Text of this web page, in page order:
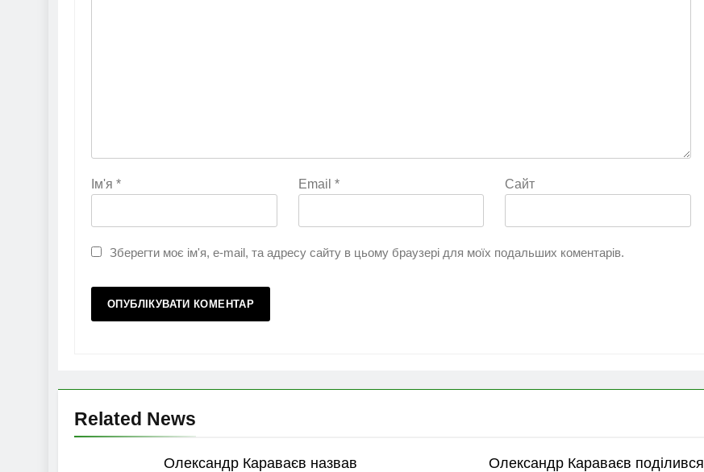
Ім'я * Email * Сайт
Зберегти моє ім'я, e-mail, та адресу сайту в цьому браузері для моїх подальших коментарів.
Related News
Олександр Караваєв назвав
Олександр Караваєв поділився